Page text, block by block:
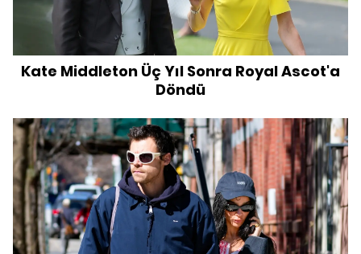
Kate Middleton Üç Yıl Sonra Royal Ascot'a
Döndü